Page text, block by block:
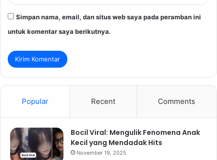
Simpan nama, email, dan situs web saya pada peramban ini
untuk komentar saya berikutnya.
Popular Recent Comments
Bocil Viral: Mengulik Fenomena Anak
Kecil yang Mendadak Hits
November 19, 2025